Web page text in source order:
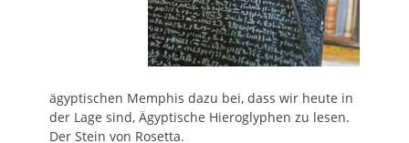
ägyptischen Memphis dazu bei, dass wir heute in
der Lage sind, Ägyptische Hieroglyphen zu lesen.
Der Stein von Rosetta.